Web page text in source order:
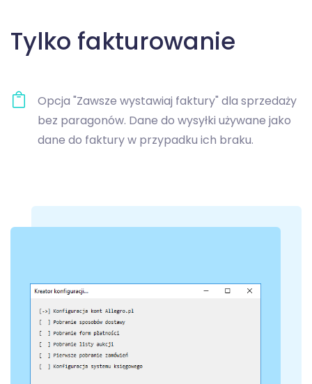
Tylko fakturowanie
Opcja "Zawsze wystawiaj faktury" dla sprzedaży
bez paragonów. Dane do wysyłki używane jako
dane do faktury w przypadku ich braku.